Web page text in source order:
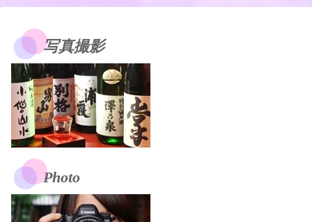
写真撮影
Photo